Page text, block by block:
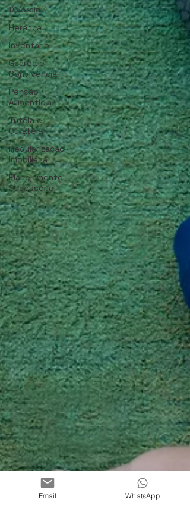
Divórcio
Herança
Inventário
Guarda e
Convivência
Pensão
Alimentícia
Tutela e
Curatela
Regularização
Imobiliária
Planejamento
Sucessório
Email WhatsApp